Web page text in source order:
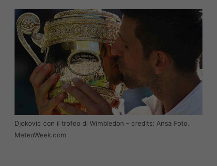
Djokovic con il trofeo di Wimbledon – credits: Ansa Foto.
MeteoWeek.com